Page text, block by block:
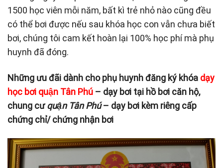
1500 học viên mỗi năm, bất kì trẻ nhỏ nào cũng đều
có thể bơi được nếu sau khóa học con vẫn chưa biết
bơi, chúng tôi cam kết hoàn lại 100% học phí mà phụ
huynh đã đóng.
Những ưu đãi dành cho phụ huynh đăng ký khóa dạy
học bơi quận Tân Phú – dạy bơi tại hồ bơi căn hộ,
chung cưquận Tân Phú– dạy bơi kèm riêng cấp
chứng chỉ/ chứng nhận bơi